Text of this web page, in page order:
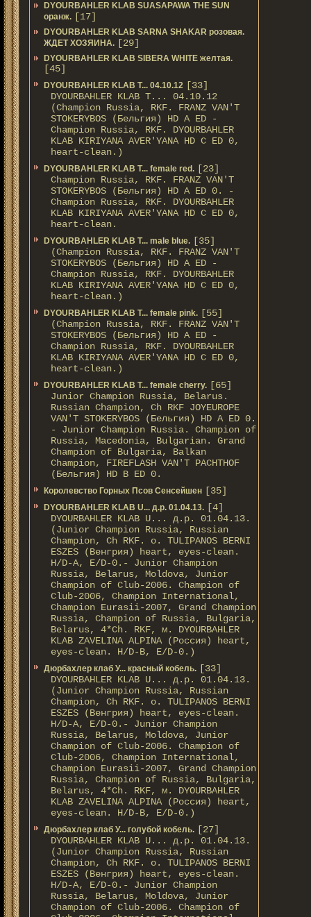
DYOURBAHLER KLAB SUASAPAWA THE SUN
оранж. [17]
DYOURBAHLER KLAB SARNA SHAKAR розовая.
ЖДЕТ ХОЗЯИНА. [29]
DYOURBAHLER KLAB SIBERA WHITE желтая.
[45]
DYOURBAHLER KLAB T... 04.10.12 [33]
DYOURBAHLER KLAB T... 04.10.12
(Champion Russia, RKF. FRANZ VAN'T
STOKERYBOS (Бельгия) HD А ED -
Champion Russia, RKF. DYOURBAHLER
KLAB KIRIYANA AVER'YANA HD С ED 0,
heart-clean.)
DYOURBAHLER KLAB T... female red. [23]
Champion Russia, RKF. FRANZ VAN'T
STOKERYBOS (Бельгия) HD А ED 0. -
Champion Russia, RKF. DYOURBAHLER
KLAB KIRIYANA AVER'YANA HD С ED 0,
heart-clean.
DYOURBAHLER KLAB T... male blue. [35]
(Champion Russia, RKF. FRANZ VAN'T
STOKERYBOS (Бельгия) HD А ED -
Champion Russia, RKF. DYOURBAHLER
KLAB KIRIYANA AVER'YANA HD С ED 0,
heart-clean.)
DYOURBAHLER KLAB T... female pink. [55]
(Champion Russia, RKF. FRANZ VAN'T
STOKERYBOS (Бельгия) HD А ED -
Champion Russia, RKF. DYOURBAHLER
KLAB KIRIYANA AVER'YANA HD С ED 0,
heart-clean.)
DYOURBAHLER KLAB T... female cherry. [65]
Junior Champion Russia, Belarus.
Russian Champion, Ch RKF JOYEUROPE
VAN'T STOKERYBOS (Бельгия) HD А ED 0.
- Junior Champion Russia. Champion of
Russia, Macedonia, Bulgarian. Grand
Champion of Bulgaria, Balkan
Champion, FIREFLASH VAN'T PACHTHOF
(Бельгия) HD B ED 0.
Королевство Горных Псов Сенсейшен [35]
DYOURBAHLER KLAB U... д.р. 01.04.13. [4]
DYOURBAHLER KLAB U... д.р. 01.04.13.
(Junior Champion Russia, Russian
Champion, Ch RKF. о. TULIPANOS BERNI
ESZES (Венгрия) heart, eyes-clean.
H/D-A, E/D-0.- Junior Champion
Russia, Belarus, Moldova, Junior
Champion of Club-2006. Champion of
Club-2006, Champion International,
Champion Eurasii-2007, Grand Champion
Russia, Champion of Russia, Bulgaria,
Belarus, 4*Ch. RKF, м. DYOURBAHLER
KLAB ZAVELINA ALPINA (Россия) heart,
eyes-clean. H/D-В, E/D-0.)
Дюрбахлер клаб У... красный кобель. [33]
DYOURBAHLER KLAB U... д.р. 01.04.13.
(Junior Champion Russia, Russian
Champion, Ch RKF. о. TULIPANOS BERNI
ESZES (Венгрия) heart, eyes-clean.
H/D-A, E/D-0.- Junior Champion
Russia, Belarus, Moldova, Junior
Champion of Club-2006. Champion of
Club-2006, Champion International,
Champion Eurasii-2007, Grand Champion
Russia, Champion of Russia, Bulgaria,
Belarus, 4*Ch. RKF, м. DYOURBAHLER
KLAB ZAVELINA ALPINA (Россия) heart,
eyes-clean. H/D-В, E/D-0.)
Дюрбахлер клаб У... голубой кобель. [27]
DYOURBAHLER KLAB U... д.р. 01.04.13.
(Junior Champion Russia, Russian
Champion, Ch RKF. о. TULIPANOS BERNI
ESZES (Венгрия) heart, eyes-clean.
H/D-A, E/D-0.- Junior Champion
Russia, Belarus, Moldova, Junior
Champion of Club-2006. Champion of